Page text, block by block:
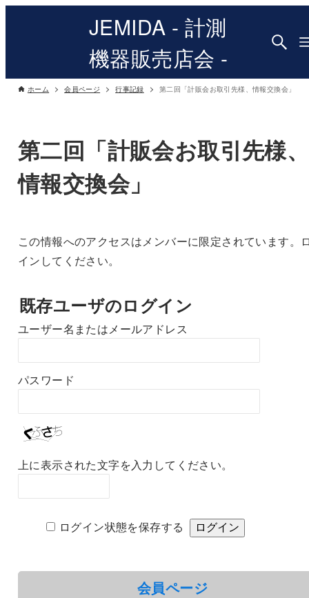
JEMIDA - 計測
機器販売店会 -
ホーム 会員ページ 行事記録 第二回「計販会お取引先様、情報交換会」
第二回「計販会お取引先様、
情報交換会」
この情報へのアクセスはメンバーに限定されています。
インしてください。
既存ユーザのログイン
ユーザー名またはメールアドレス
パスワード
上に表示された文字を入力してください。
ログイン状態を保存する
会員ページ